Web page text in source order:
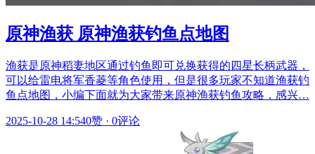
原神渔获 原神渔获钓鱼点地图
渔获是原神稻妻地区通过钓鱼即可兑换获得的四星长柄武器，
可以给雷电将军香菱等角色使用，但是很多玩家不知道渔获钓
鱼点地图，小编下面就为大家带来原神渔获钓鱼攻略，感兴…
2025-10-28 14:540赞 · 0评论